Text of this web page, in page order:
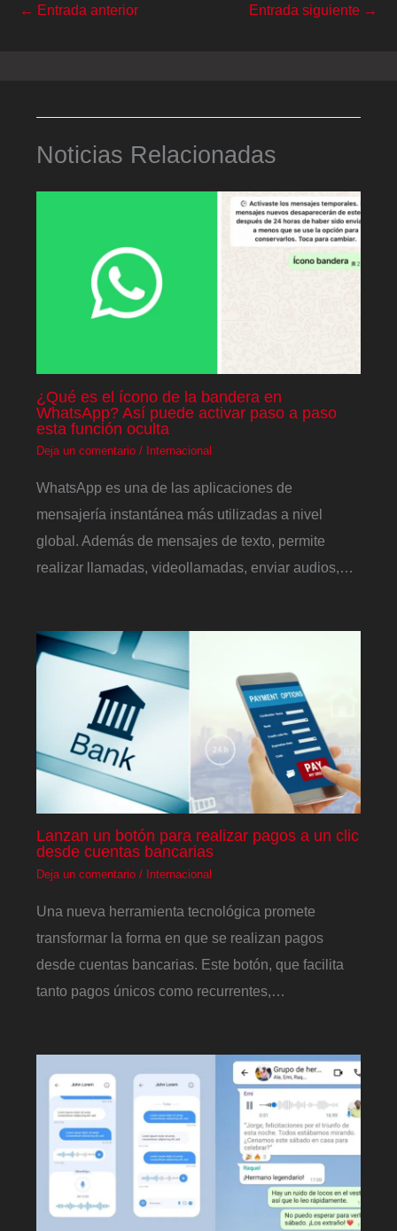
← Entrada anterior Entrada siguiente →
Noticias Relacionadas
¿Qué es el ícono de la bandera en
WhatsApp? Así puede activar paso a paso
esta función oculta
Deja un comentario / Internacional
WhatsApp es una de las aplicaciones de
mensajería instantánea más utilizadas a nivel
global. Además de mensajes de texto, permite
realizar llamadas, videollamadas, enviar audios,…
Lanzan un botón para realizar pagos a un clic
desde cuentas bancarias
Deja un comentario / Internacional
Una nueva herramienta tecnológica promete
transformar la forma en que se realizan pagos
desde cuentas bancarias. Este botón, que facilita
tanto pagos únicos como recurrentes,…